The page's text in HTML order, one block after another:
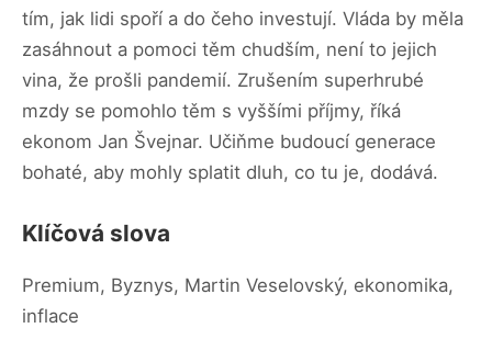
tím, jak lidi spoří a do čeho investují. Vláda by měla
zasáhnout a pomoci těm chudším, není to jejich
vina, že prošli pandemií. Zrušením superhrubé
mzdy se pomohlo těm s vyššími příjmy, říká
ekonom Jan Švejnar. Učiňme budoucí generace
bohaté, aby mohly splatit dluh, co tu je, dodává.
Klíčová slova
Premium, Byznys, Martin Veselovský, ekonomika,
inflace